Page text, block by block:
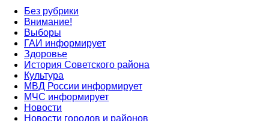
Без рубрики
Внимание!
Выборы
ГАИ информирует
Здоровье
История Советского района
Культура
МВД России информирует
МЧС информирует
Новости
Новости городов и районов